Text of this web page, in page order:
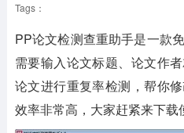
安卓其它
Tags：
PP论文检测查重助手是一款
需要输入论文标题、论文作
论文进行重复率检测，帮你
效率非常高，大家赶紧来下载